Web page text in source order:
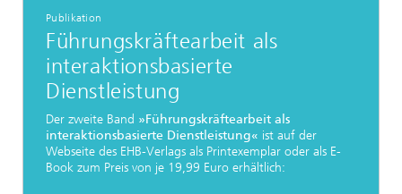
Publikation
Führungskräftearbeit als
interaktionsbasierte
Dienstleistung
Der zweite Band »Führungskräftearbeit als
interaktionsbasierte Dienstleistung« ist auf der
Webseite des EHB-Verlags als Printexemplar oder als E-
Book zum Preis von je 19,99 Euro erhältlich: